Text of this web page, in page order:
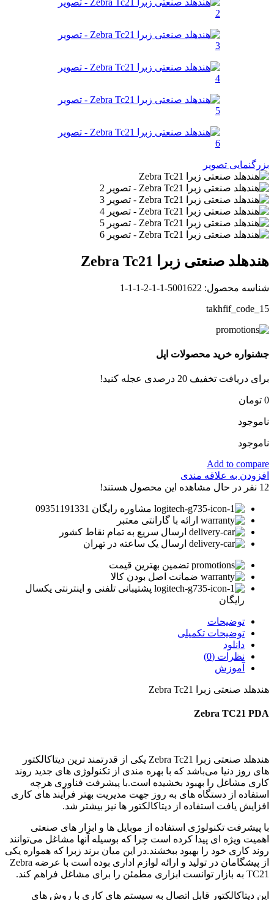
بزرگنمایی تصویر
هندهلد صنعتی زبرا Zebra Tc21
شناسه محصول: 5001622-1-1-2-1-1-1
takhfif_code_15
جشنواره خرید محصولات اپل
برای دریافت تخفیف 20 درصدی عجله کنید!
0 تومان
ناموجود
ناموجود
Add to compare
افزودن به علاقه مندی
12 نفر در حال مشاهده این محصول هستند!
مشاوره رایگان 09351191331
ارائه با گارانتی معتبر
ارسال سریع به تمام نقاط کشور
ارسال یک ساعته در تهران
تضمین بهترین قیمت
ضمانت اصل بودن کالا
پشتیبانی تلفنی و اینترنتی یکسال
رایگان
توضیحات
توضیحات تکمیلی
دانلود
نظرات (0)
آموزش
هندهلد صنعتی زبرا Zebra Tc21
Zebra TC21 PDA
هندهلد صنعتی زبرا Zebra Tc21 یکی از قدرتمند ترین دیتاکالکتور
های روز دنیا می‌باشد که با بهره مندی از تکنولوژی های جدید روند
کاری مشاغل را بهبود بخشیده است.با پیشرفت فناوری هرچه
استفاده از دستگاه های به روز جهت مدیریت بهتر فرآیند های کاری
افزایش یافت استفاده از دیتاکالکتور ها نیز بیشتر شد.
با پیشرفت تکنولوژی استفاده از موبایل ها و ابزار های صنعتی
اهمیت ویژه ای پیدا کرده است چرا که بوسیله آنها مشاغل می‌توانند
روند کاری خود را بهبود ببخشند.در این میان برند زبرا که همواره یکی
از پیشگامان در تولید و ارائه لوازم اداری بوده است با عرضه Zebra
TC21 به بازار توانست ابزاری مطمئن را برای مشاغل فراهم کند.
این دیتاکالکتور قابل اتصال به سیستم های کاری با روش های